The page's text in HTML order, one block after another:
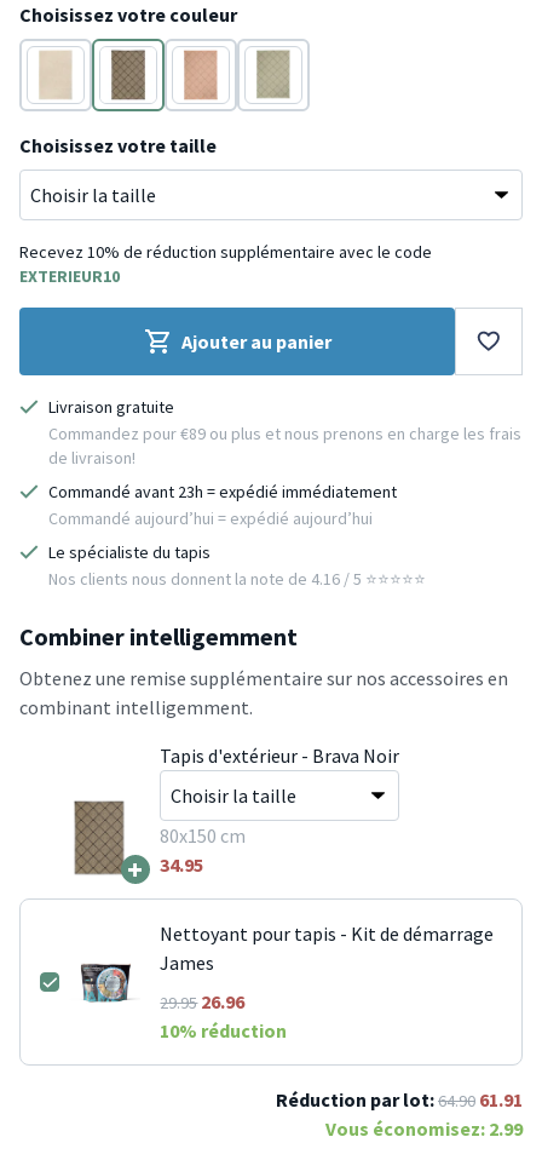
Choisissez votre couleur
Crème Noir TerracottaVert
Choisissez votre taille
Recevez 10% de réduction supplémentaire avec le code
EXTERIEUR10
Ajouter au panier
Livraison gratuite
Commandez pour €89 ou plus et nous prenons en charge les frais
de livraison!
Commandé avant 23h = expédié immédiatement
Commandé aujourd’hui = expédié aujourd’hui
Le spécialiste du tapis
Nos clients nous donnent la note de 4.16 / 5 ⭐️⭐️⭐️⭐️⭐️
Combiner intelligemment
Obtenez une remise supplémentaire sur nos accessoires en
combinant intelligemment.
+
Tapis d'extérieur - Brava Noir
80x150 cm
34.95
Nettoyant pour tapis - Kit de démarrage
James
29.9526.96
10% réduction
Réduction par lot:64.90 61.91
Vous économisez: 2.99